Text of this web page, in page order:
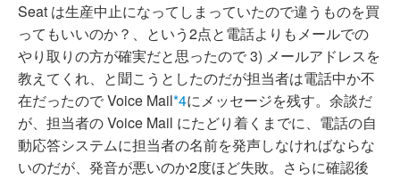
Seat は生産中止になってしまっていたので違うものを買
ってもいいのか？、という2点と電話よりもメールでの
やり取りの方が確実だと思ったので 3) メールアドレスを
教えてくれ、と聞こうとしたのだが担当者は電話中か不
在だったので Voice Mail*4にメッセージを残す。余談だ
が、担当者の Voice Mail にたどり着くまでに、電話の自
動応答システムに担当者の名前を発声しなければならな
いのだが、発音が悪いのか2度ほど失敗。さらに確認後